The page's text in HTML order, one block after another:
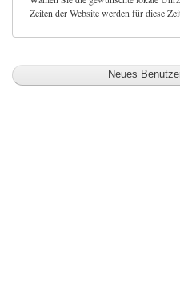
Zeiten der Website werden für diese